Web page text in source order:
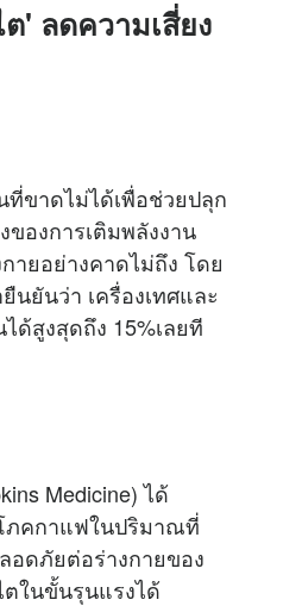
' ลดความเสี่ยง
ขาดไม่ได้เพื่อช่วยปลุก
องการเติมพลังงาน
ยอย่างคาดไม่ถึง โดย
ยันว่า เครื่องเทศและ
ด้สูงสุดถึง 15%เลยที
Medicine) ได้
ภคกาแฟในปริมาณที่
อดภัยต่อร่างกายของ
ในขั้นรุนแรงได้